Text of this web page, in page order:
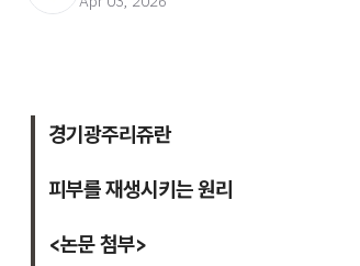
경기광주리쥬란
피부를 재생시키는 원리
<논문 첨부>